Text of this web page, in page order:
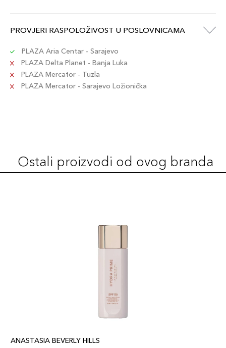
PROVJERI RASPOLOŽIVOST U POSLOVNICAMA
PLAZA Aria Centar - Sarajevo
PLAZA Delta Planet - Banja Luka
PLAZA Mercator - Tuzla
PLAZA Mercator - Sarajevo Ložionička
Ostali proizvodi od ovog branda
ANASTASIA BEVERLY HILLS